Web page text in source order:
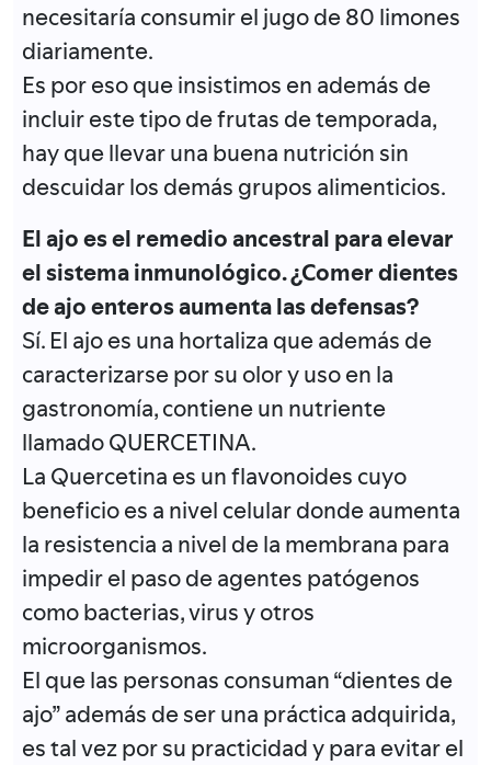
necesitaría consumir el jugo de 80 limones
diariamente.
Es por eso que insistimos en además de
incluir este tipo de frutas de temporada,
hay que llevar una buena nutrición sin
descuidar los demás grupos alimenticios.
El ajo es el remedio ancestral para elevar
el sistema inmunológico. ¿Comer dientes
de ajo enteros aumenta las defensas?
Sí. El ajo es una hortaliza que además de
caracterizarse por su olor y uso en la
gastronomía, contiene un nutriente
llamado QUERCETINA.
La Quercetina es un flavonoides cuyo
beneficio es a nivel celular donde aumenta
la resistencia a nivel de la membrana para
impedir el paso de agentes patógenos
como bacterias, virus y otros
microorganismos.
El que las personas consuman “dientes de
ajo” además de ser una práctica adquirida,
es tal vez por su practicidad y para evitar el